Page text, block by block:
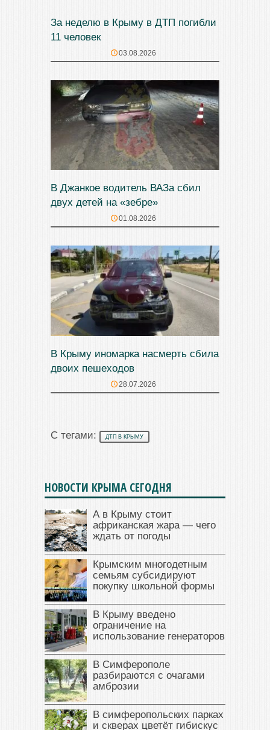
За неделю в Крыму в ДТП погибли
11 человек
03.08.2026
В Джанкое водитель ВАЗа сбил
двух детей на «зебре»
01.08.2026
В Крыму иномарка насмерть сбила
двоих пешеходов
28.07.2026
С тегами: ДТП В КРЫМУ
НОВОСТИ КРЫМА СЕГОДНЯ
А в Крыму стоит
африканская жара — чего
ждать от погоды
Крымским многодетным
семьям субсидируют
покупку школьной формы
В Крыму введено
ограничение на
использование генераторов
В Симферополе
разбираются с очагами
амброзии
В симферопольских парках
и скверах цветёт гибискус